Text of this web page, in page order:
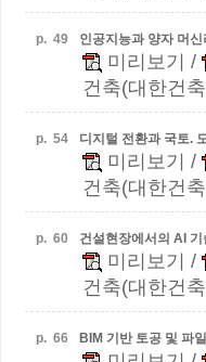
p. 49 인공지능과 양자 머
미리보기 /
건축(대한건
p. 54 디지털 전환과 국토.
미리보기 /
건축(대한건
p. 60 건설현장에서의 AI 기
미리보기 /
건축(대한건
p. 66 BIM 기반 토공 및 파